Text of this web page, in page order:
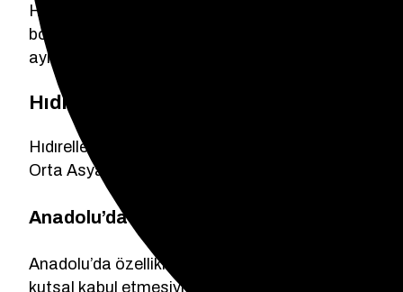
Hıdırellez, Miladi takvime göre her yıl aynı tarihe
boyunca kutlanır. Bu tarih, Hızır ve İlyas
aynı zamanda baharın müjdecisi sayılır.
Hıdırellez’in Tarihi Kökeni
Hıdırellez’in kökeni çok eski zamanlara
Orta Asya kültürlerinin harmanlandığı bir yapıya
Anadolu’da Nasıl Ortaya Çıktı?
Anadolu’da özellikle Orta ve Güneydoğu
kutsal kabul etmesiyle zamanla dinsel ritüellerle